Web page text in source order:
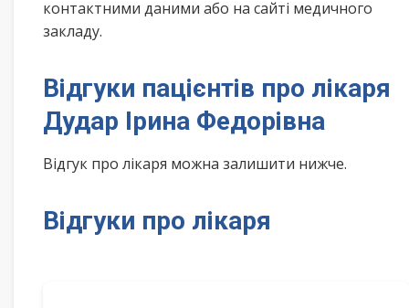
контактними даними або на сайті медичного
закладу.
Відгуки пацієнтів про лікаря
Дудар Ірина Федорівна
Відгук про лікаря можна залишити нижче.
Відгуки про лікаря